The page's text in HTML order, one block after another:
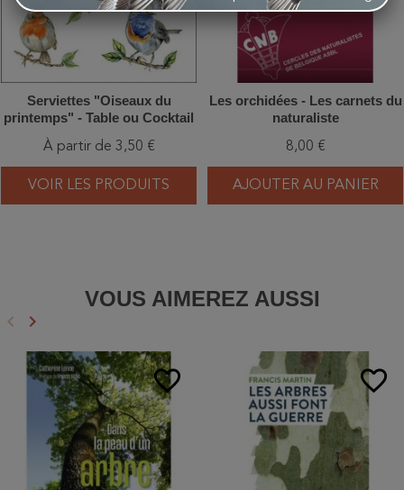
Serviettes "Oiseaux du
printemps" - Table ou Cocktail
À partir de 3,50 €
VOIR LES PRODUITS
Les orchidées - Les carnets du
naturaliste
8,00 €
AJOUTER AU PANIER
VOUS AIMEREZ AUSSI
Précédent
keyboard_arrow_left Suivant
keyboard_arrow_right
favorite_border favorite_border